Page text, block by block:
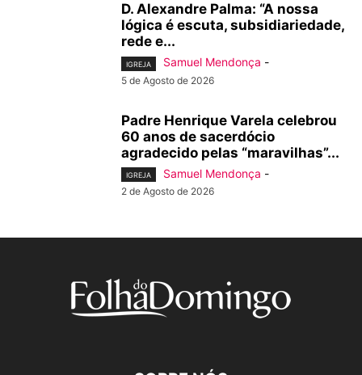
D. Alexandre Palma: “A nossa
lógica é escuta, subsidiariedade,
rede e...
IGREJA Samuel Mendonça -
5 de Agosto de 2026
Padre Henrique Varela celebrou
60 anos de sacerdócio
agradecido pelas “maravilhas”...
IGREJA Samuel Mendonça -
2 de Agosto de 2026